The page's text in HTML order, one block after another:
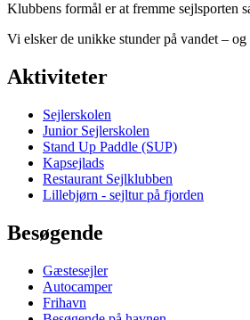
Klubbens formål er at fremme sejlsporten
Vi elsker de unikke stunder på vandet – og
Aktiviteter
Sejlerskolen
Junior Sejlerskolen
Stand Up Paddle (SUP)
Kapsejlads
Restaurant Sejlklubben
Lillebjørn - sejltur på fjorden
Besøgende
Gæstesejler
Autocamper
Frihavn